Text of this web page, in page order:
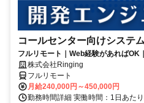
コールセンター向けシステ
フルリモート｜Web経験があればOK
株式会社Ringing
フルリモート
月給240,000円～450,000円
勤務時間詳細 実働時間：1日あた